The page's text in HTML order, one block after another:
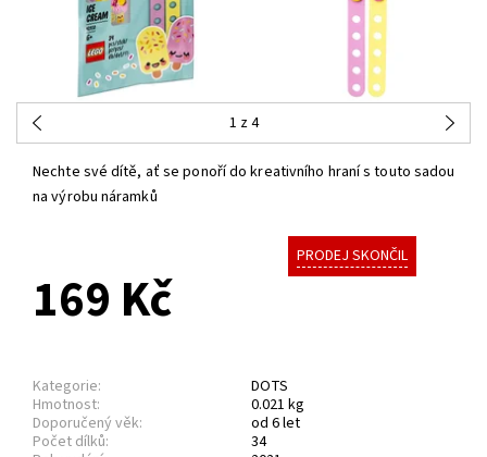
1 z 4
Nechte své dítě, ať se ponoří do kreativního hraní s touto sadou
na výrobu náramků
PRODEJ SKONČIL
169 Kč
Kategorie:
DOTS
Hmotnost:
0.021 kg
Doporučený věk:
od 6 let
Počet dílků:
34